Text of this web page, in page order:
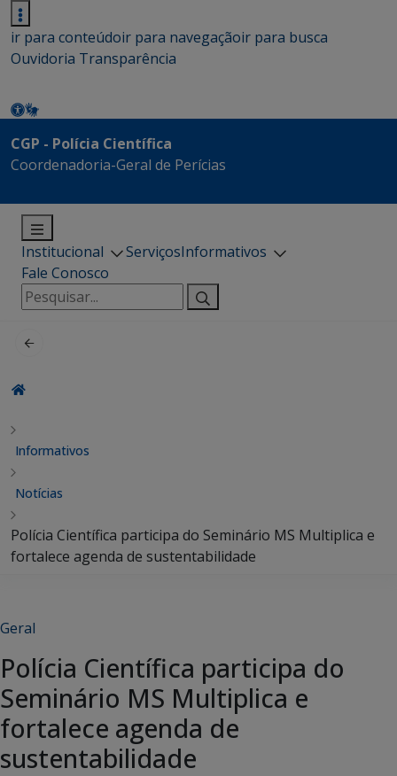
ir para conteúdoir para navegaçãoir para busca
Ouvidoria Transparência
CGP - Polícia Científica
Coordenadoria-Geral de Perícias
Institucional ServiçosInformativos
Fale Conosco
Pesquisar
por:
Informativos
Notícias
Polícia Científica participa do Seminário MS Multiplica e
fortalece agenda de sustentabilidade
Geral
Polícia Científica participa do
Seminário MS Multiplica e
fortalece agenda de
sustentabilidade